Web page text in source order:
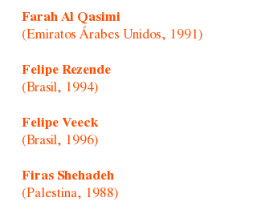
Farah Al Qasimi
(Emiratos Árabes Unidos, 1991)
Felipe Rezende
(Brasil, 1994)
Felipe Veeck
(Brasil, 1996)
Firas Shehadeh
(Palestina, 1988)